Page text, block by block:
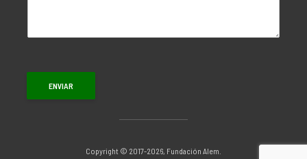
ENVIAR
Copyright © 2017-2026, Fundación Alem.